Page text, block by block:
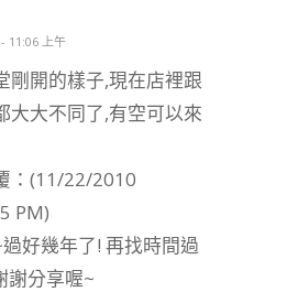
11:06 上午
剛開的樣子,現在店裡跟
大大不同了,有空可以來
：(11/22/2010
PM)
好幾年了! 再找時間過
謝分享喔~